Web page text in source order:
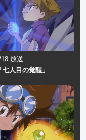
放送
人目の覚醒」